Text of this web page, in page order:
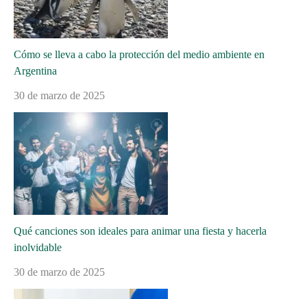
Cómo se lleva a cabo la protección del medio ambiente en
Argentina
30 de marzo de 2025
Qué canciones son ideales para animar una fiesta y hacerla
inolvidable
30 de marzo de 2025